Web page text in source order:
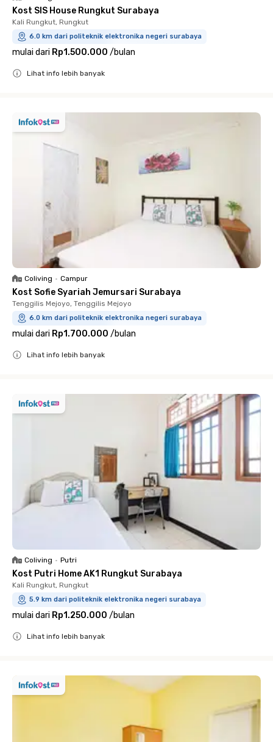
Kost SIS House Rungkut Surabaya
Kali Rungkut, Rungkut
6.0 km dari politeknik elektronika negeri surabaya
mulai dari Rp1.500.000 /bulan
Lihat info lebih banyak
Coliving • Campur
Kost Sofie Syariah Jemursari Surabaya
Tenggilis Mejoyo, Tenggilis Mejoyo
6.0 km dari politeknik elektronika negeri surabaya
mulai dari Rp1.700.000 /bulan
Lihat info lebih banyak
Coliving • Putri
Kost Putri Home AK1 Rungkut Surabaya
Kali Rungkut, Rungkut
5.9 km dari politeknik elektronika negeri surabaya
mulai dari Rp1.250.000 /bulan
Lihat info lebih banyak